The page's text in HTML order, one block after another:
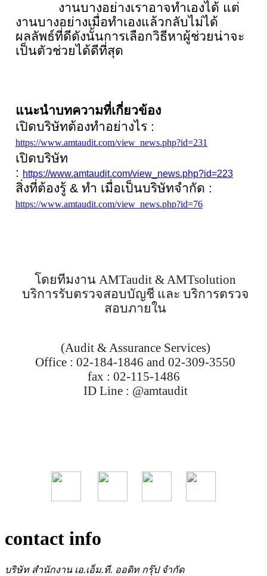
งานบางอย่างเราอาจทำเองได้ แต่
งานบางอย่างเมื่อทำเองแล้วกลับไม่ได้
ผลลัพธ์ที่ดีดังนั้นการเลือกวิธีหาผู้ช่วยน่าจะ
เป็นตัวช่วยได้ดีที่สุด
แนะนำบทความที่เกี่ยวข้อง
เปิดบริษัทต้องทำอย่างไร :
https://www.amtaudit.com/view_news.php?id=231
เปิดบริษัท
: https://www.amtaudit.com/view_news.php?id=223
สิ่งที่ต้องรู้ & ทำ เมื่อเป็นบริษัทจำกัด :
https://www.amtaudit.com/view_news.php?id=76
โดยทีมงาน AMTaudit & AMTsolution
บริการรับตรวจสอบบัญชี และ บริการตรวจ
สอบภายใน
(Audit & Assurance Services)
Office : 02-184-1846 and 02-309-3550
fax : 02-115-1486
ID Line : @amtaudit
contact info
บริษัท สำนักงาน เอ.เอ็ม.ที. ออดิท กรุ๊ป จำกัด